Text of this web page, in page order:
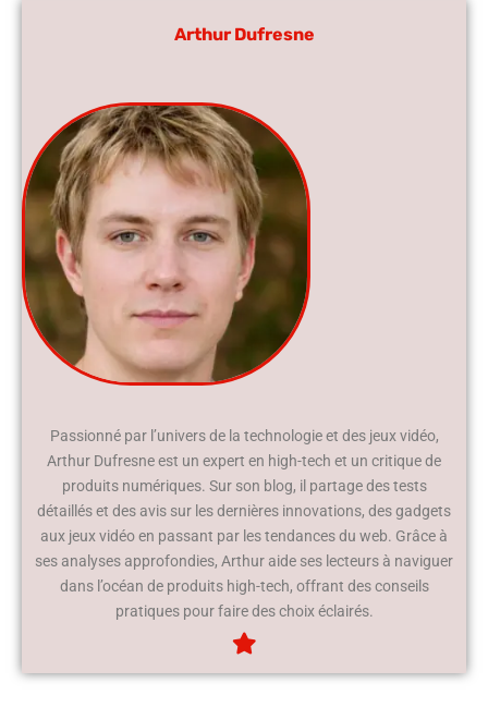
Arthur Dufresne
Passionné par l’univers de la technologie et des jeux vidéo,
Arthur Dufresne est un expert en high-tech et un critique de
produits numériques. Sur son blog, il partage des tests
détaillés et des avis sur les dernières innovations, des gadgets
aux jeux vidéo en passant par les tendances du web. Grâce à
ses analyses approfondies, Arthur aide ses lecteurs à naviguer
dans l’océan de produits high-tech, offrant des conseils
pratiques pour faire des choix éclairés.